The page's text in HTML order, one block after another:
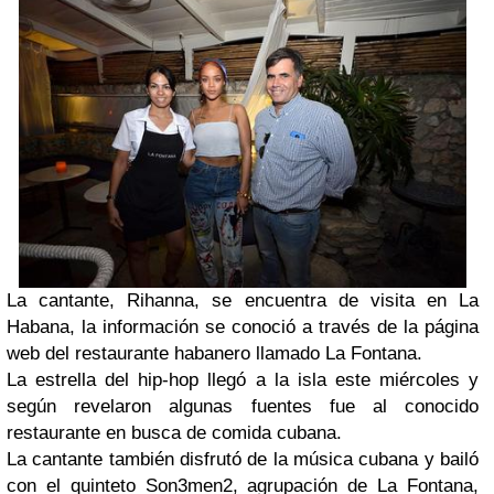
La cantante, Rihanna, se encuentra de visita en La
Habana, la información se conoció a través de la página
web del restaurante habanero llamado La Fontana.
La estrella del hip-hop llegó a la isla este miércoles y
según revelaron algunas fuentes fue al conocido
restaurante en busca de comida cubana.
La cantante también disfrutó de la música cubana y bailó
con el quinteto Son3men2, agrupación de La Fontana,